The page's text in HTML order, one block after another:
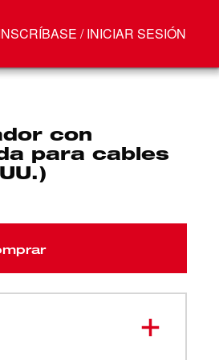
/ INICIAR SESIÓN
con
para cables